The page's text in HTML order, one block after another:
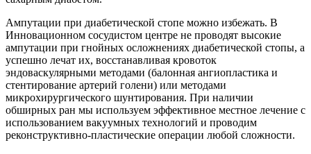
Ампутации при диабетической стопе можно избежать. В
Инновационном сосудистом центре не проводят высокие
ампутации при гнойных осложнениях диабетической стопы, а
успешно лечат их, восстанавливая кровоток
эндоваскулярными методами (балонная ангиопластика и
стентирование артерий голени) или методами
микрохирургического шунтирования. При наличии
обширных ран мы используем эффективное местное лечение с
использованием вакуумных технологий и проводим
реконструктивно-пластические операции любой сложности.